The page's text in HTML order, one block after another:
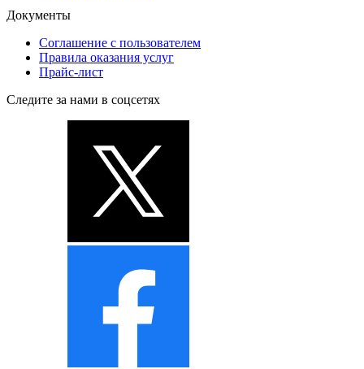
Документы
Соглашение с пользователем
Правила оказания услуг
Прайс-лист
Следите за нами в соцсетях